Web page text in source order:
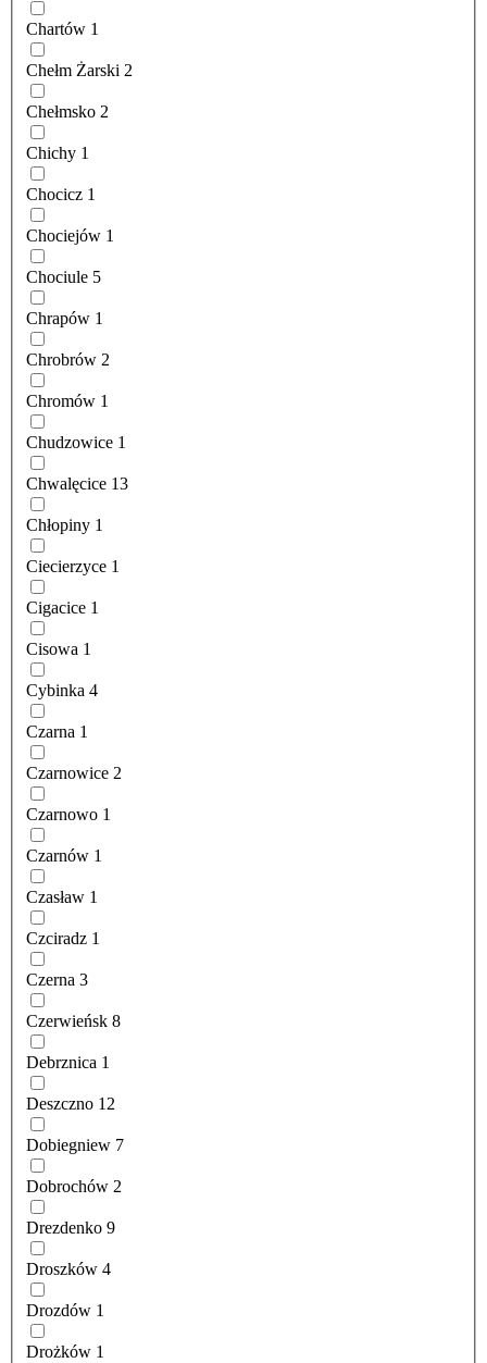
Chartów 1
Chełm Żarski 2
Chełmsko 2
Chichy 1
Chocicz 1
Chociejów 1
Chociule 5
Chrapów 1
Chrobrów 2
Chromów 1
Chudzowice 1
Chwalęcice 13
Chłopiny 1
Ciecierzyce 1
Cigacice 1
Cisowa 1
Cybinka 4
Czarna 1
Czarnowice 2
Czarnowo 1
Czarnów 1
Czasław 1
Czciradz 1
Czerna 3
Czerwieńsk 8
Debrznica 1
Deszczno 12
Dobiegniew 7
Dobrochów 2
Drezdenko 9
Droszków 4
Drozdów 1
Drożków 1